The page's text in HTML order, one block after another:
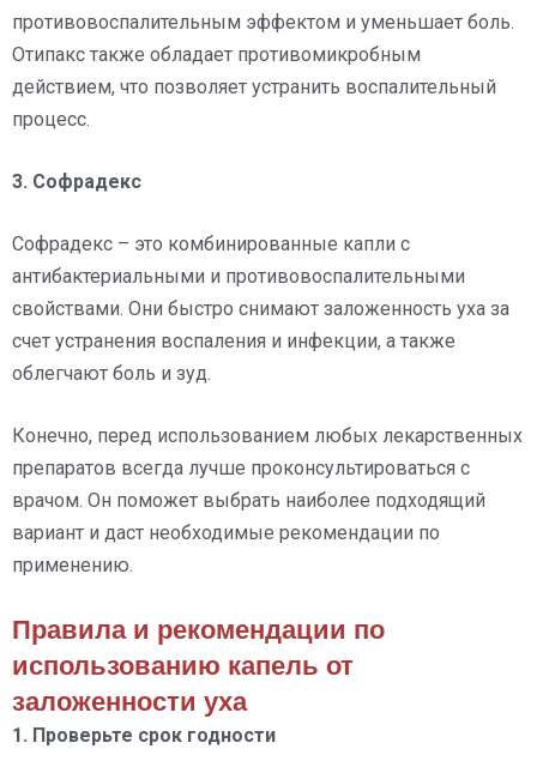
противовоспалительным эффектом и уменьшает боль.
Отипакс также обладает противомикробным
действием, что позволяет устранить воспалительный
процесс.
3. Софрадекс
Софрадекс – это комбинированные капли с
антибактериальными и противовоспалительными
свойствами. Они быстро снимают заложенность уха за
счет устранения воспаления и инфекции, а также
облегчают боль и зуд.
Конечно, перед использованием любых лекарственных
препаратов всегда лучше проконсультироваться с
врачом. Он поможет выбрать наиболее подходящий
вариант и даст необходимые рекомендации по
применению.
Правила и рекомендации по
использованию капель от
заложенности уха
1. Проверьте срок годности